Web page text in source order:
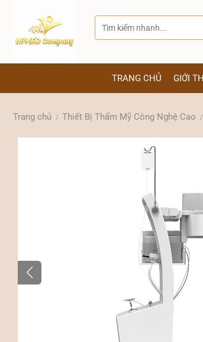
Tìm
kiếm:
TRANG CHỦ GIỚI
Trang chủ / Thiết Bị Thẩm Mỹ Công Nghệ Cao /